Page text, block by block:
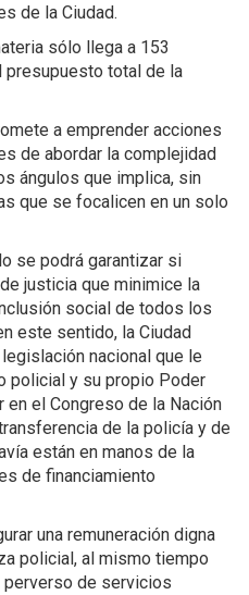
de la Ciudad.
sólo llega a 153
total de la
a emprender acciones
de abordar la complejidad
ángulos que implica, sin
que se focalicen en un solo
se podrá garantizar si
justicia que minimice la
social de todos los
este sentido, la Ciudad
nacional que le
policial y su propio Poder
el Congreso de la Nación
de la policía y de
están en manos de la
de financiamiento
una remuneración digna
policial, al mismo tiempo
de servicios